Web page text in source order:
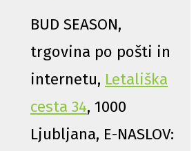
BUD SEASON,
trgovina po pošti in
internetu, Letališka
cesta 34, 1000
Ljubljana, E-NASLOV: